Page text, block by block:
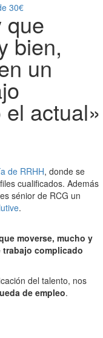
30€
que
bien,
un
actual»
de RRHH, donde se
cualificados. Además
sénior de RCG un
.
del talento, nos
de empleo.